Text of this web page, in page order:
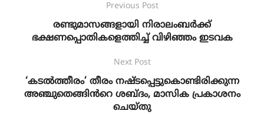
Previous Post
രണ്ടുമാസങ്ങളായി നിരാലംബർക്ക്
ഭക്ഷണപ്പൊതികളെത്തിച്ച് വിഴിഞ്ഞം ഇടവക
Next Post
‘കടൽത്തീരം’ തീരം നഷ്ടപ്പെട്ടുകൊണ്ടിരിക്കുന്ന
അഞ്ചുതെങ്ങിൻറെ ശബ്ദം, മാസിക പ്രകാശനം
ചെയ്തു